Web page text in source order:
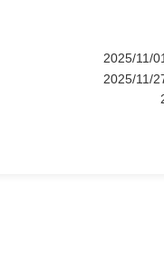
2025/11/01
2025/11/